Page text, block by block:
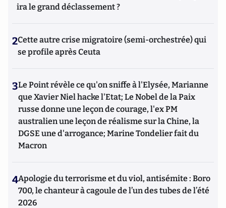
ira le grand déclassement ?
2Cette autre crise migratoire (semi-orchestrée) qui
se profile après Ceuta
3Le Point révèle ce qu'on sniffe à l'Elysée, Marianne
que Xavier Niel hacke l'Etat; Le Nobel de la Paix
russe donne une leçon de courage, l'ex PM
australien une leçon de réalisme sur la Chine, la
DGSE une d'arrogance; Marine Tondelier fait du
Macron
4Apologie du terrorisme et du viol, antisémite : Boro
700, le chanteur à cagoule de l’un des tubes de l’été
2026